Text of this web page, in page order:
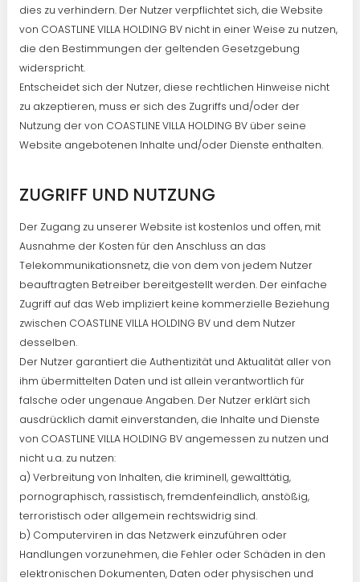
dies zu verhindern. Der Nutzer verpflichtet sich, die Website
von COASTLINE VILLA HOLDING BV nicht in einer Weise zu nutzen,
die den Bestimmungen der geltenden Gesetzgebung
widerspricht.
Entscheidet sich der Nutzer, diese rechtlichen Hinweise nicht
zu akzeptieren, muss er sich des Zugriffs und/oder der
Nutzung der von COASTLINE VILLA HOLDING BV über seine
Website angebotenen Inhalte und/oder Dienste enthalten.
ZUGRIFF UND NUTZUNG
Der Zugang zu unserer Website ist kostenlos und offen, mit
Ausnahme der Kosten für den Anschluss an das
Telekommunikationsnetz, die von dem von jedem Nutzer
beauftragten Betreiber bereitgestellt werden. Der einfache
Zugriff auf das Web impliziert keine kommerzielle Beziehung
zwischen COASTLINE VILLA HOLDING BV und dem Nutzer
desselben.
Der Nutzer garantiert die Authentizität und Aktualität aller von
ihm übermittelten Daten und ist allein verantwortlich für
falsche oder ungenaue Angaben. Der Nutzer erklärt sich
ausdrücklich damit einverstanden, die Inhalte und Dienste
von COASTLINE VILLA HOLDING BV angemessen zu nutzen und
nicht u.a. zu nutzen:
a) Verbreitung von Inhalten, die kriminell, gewalttätig,
pornographisch, rassistisch, fremdenfeindlich, anstößig,
terroristisch oder allgemein rechtswidrig sind.
b) Computerviren in das Netzwerk einzuführen oder
Handlungen vorzunehmen, die Fehler oder Schäden in den
elektronischen Dokumenten, Daten oder physischen und